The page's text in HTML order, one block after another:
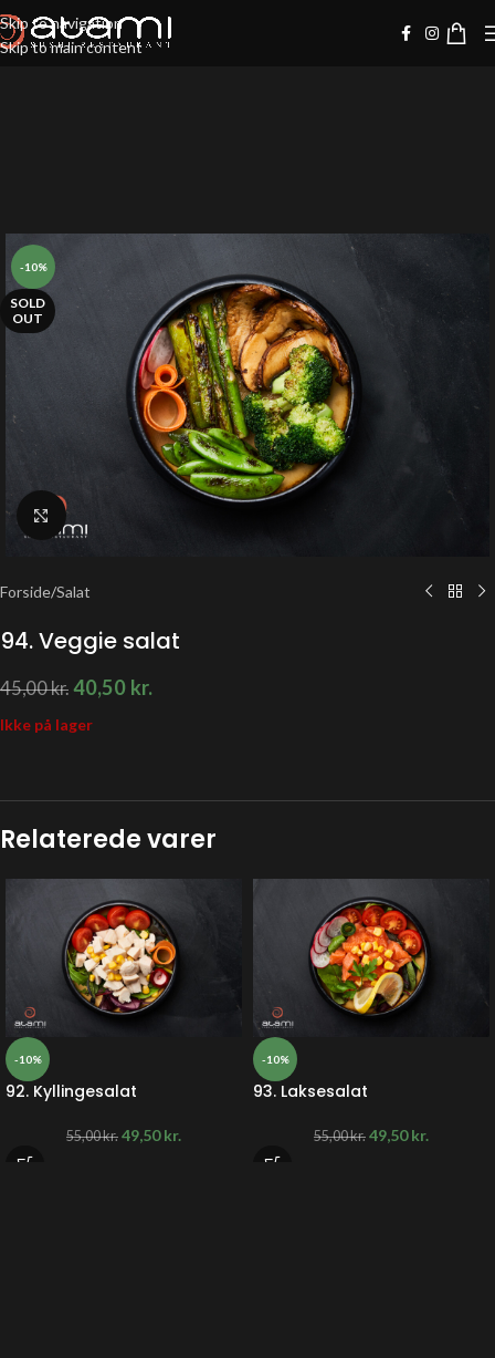
Skip to navigation
Skip to main content
-10%
SOLD
OUT
Klik for at forstørre
Forside/Salat
94. Veggie salat
45,00kr. 40,50 kr.
Ikke på lager
Relaterede varer
-10%
92. Kyllingesalat
55,00kr. 49,50kr.
-10%
93. Laksesalat
55,00kr. 49,50kr.